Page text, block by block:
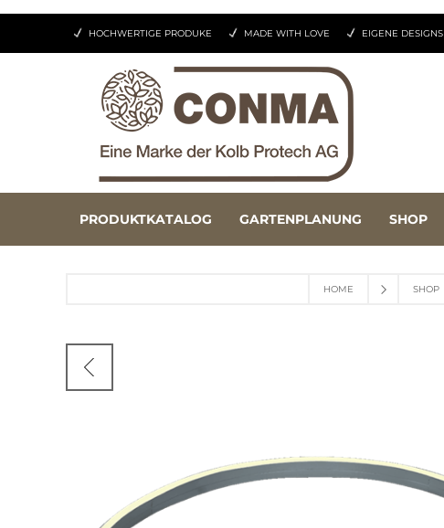
HOCHWERTIGE PRODUKE MADE WITH LOVE EIGENE DESIGNS
PRODUKTKATALOG GARTENPLANUNG SHOP
HOME SHOP